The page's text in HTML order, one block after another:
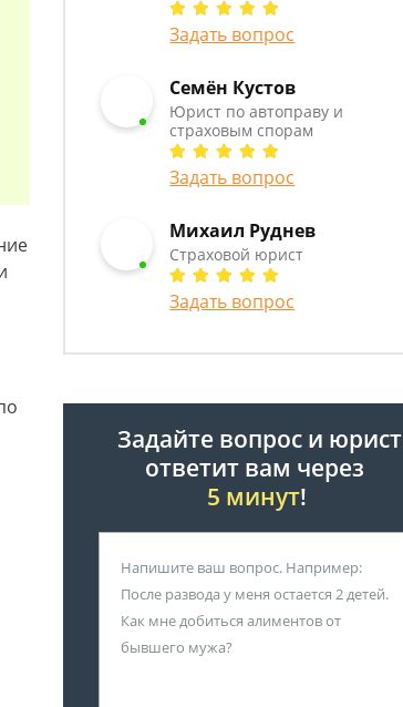
Задать вопрос
Семён Кустов
Юрист по автоправу и
страховым спорам
Задать вопрос
Михаил Руднев
Страховой юрист
Задать вопрос
Задайте вопрос и юрист
ответит вам через
5 минут!